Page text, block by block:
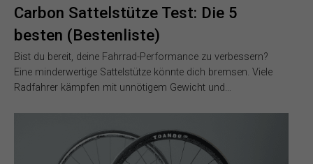
Carbon Sattelstütze Test: Die 5
besten (Bestenliste)
Bist du bereit, deine Fahrrad-Performance zu verbessern?
Eine minderwertige Sattelstütze könnte dich bremsen. Viele
Radfahrer kämpfen mit unnötigem Gewicht und…